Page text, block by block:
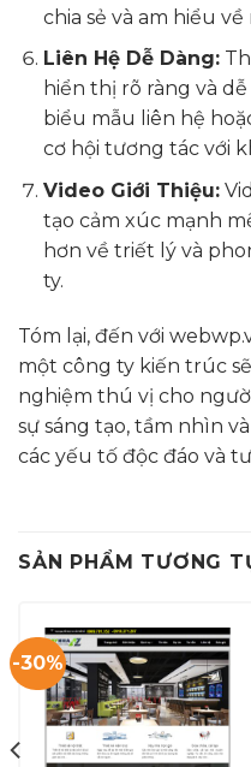
chia sẻ và am hiểu về
Liên Hệ Dễ Dàng:
hiển thị rõ ràng và
biểu mẫu liên hệ
cơ hội tương tác với
Video Giới Thiệu:
tạo cảm xúc mạnh
hơn về triết lý và
ty.
Tóm lại, đến với
một công ty kiến trúc
nghiệm thú vị cho
sự sáng tạo, tầm nhìn
các yếu tố độc đáo và
SẢN PHẨM TƯƠNG
-30%